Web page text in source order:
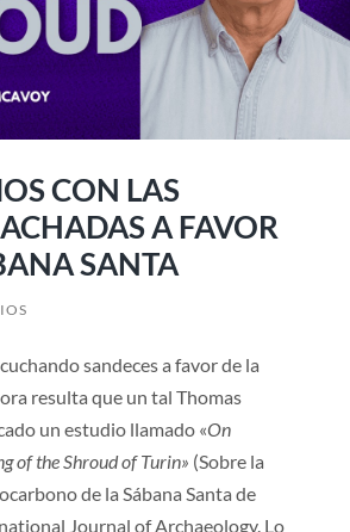
CON LAS
A FAVOR
SANTA
sandeces a favor de la
resulta que un tal Thomas
un estudio llamado «On
of the Shroud of Turin» (Sobre la
de la Sábana Santa de
Journal of Archaeology. Lo